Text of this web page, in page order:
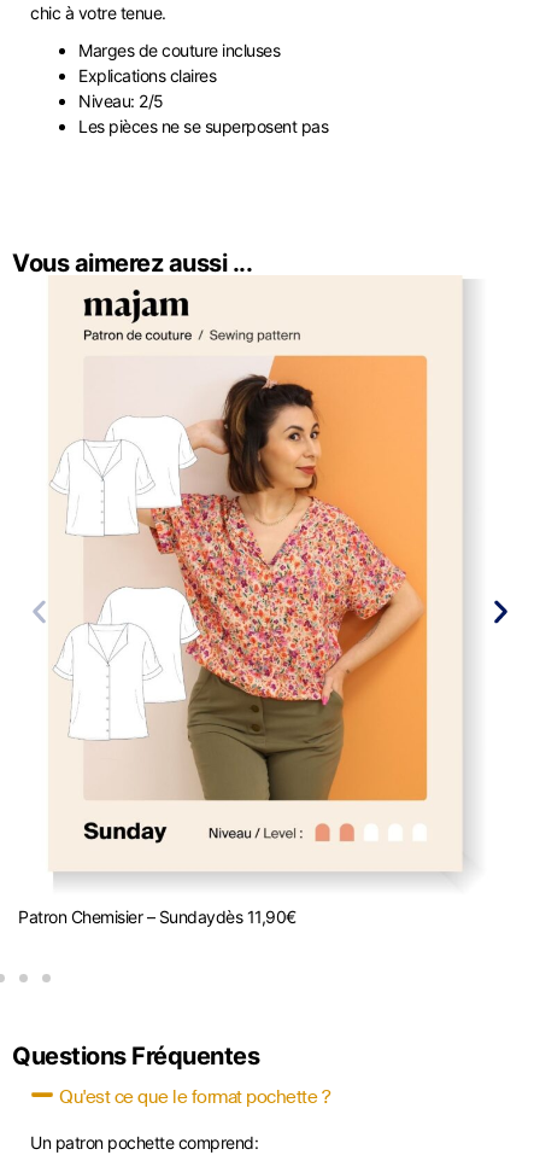
chic à votre tenue.
Marges de couture incluses
Explications claires
Niveau: 2/5
Les pièces ne se superposent pas
Vous aimerez aussi ...
Patron Chemisier – Sundaydès11,90€
Questions Fréquentes
Qu'est ce que le format pochette ?
Un patron pochette comprend: